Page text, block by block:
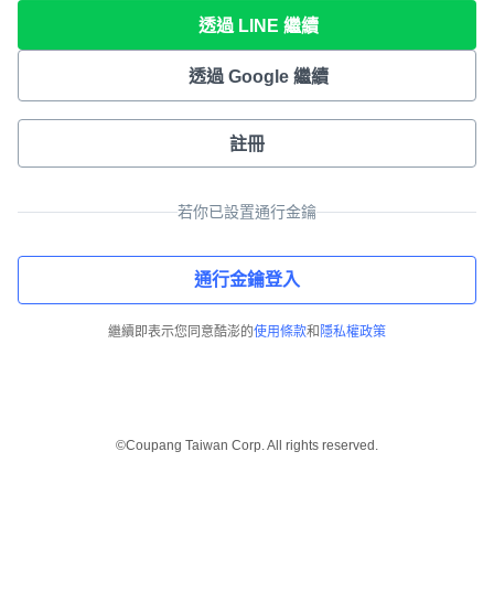
透過 LINE 繼續
透過 Google 繼續
註冊
若你已設置通行金鑰
通行金鑰登入
繼續即表示您同意酷澎的使用條款和 隱私權政策
©Coupang Taiwan Corp. All rights reserved.